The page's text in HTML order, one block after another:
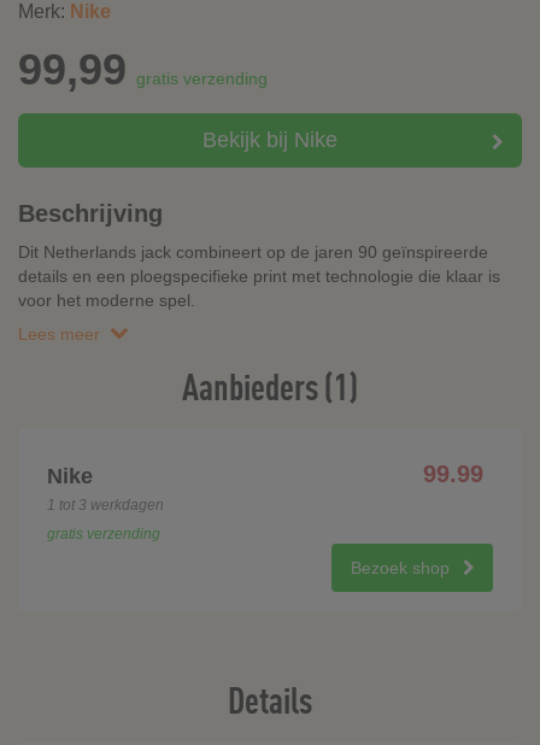
Merk: Nike
99,99 gratis verzending
Bekijk bij Nike
Beschrijving
Dit Netherlands jack combineert op de jaren 90 geïnspireerde
details en een ploegspecifieke print met technologie die klaar is
voor het moderne spel.
Lees meer
Aanbieders (1)
Nike 99.99
1 tot 3 werkdagen
gratis verzending
Bezoek shop
Details